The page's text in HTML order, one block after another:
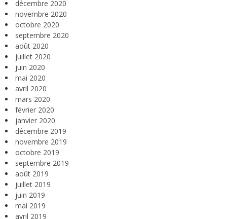
décembre 2020
novembre 2020
octobre 2020
septembre 2020
août 2020
juillet 2020
juin 2020
mai 2020
avril 2020
mars 2020
février 2020
janvier 2020
décembre 2019
novembre 2019
octobre 2019
septembre 2019
août 2019
juillet 2019
juin 2019
mai 2019
avril 2019